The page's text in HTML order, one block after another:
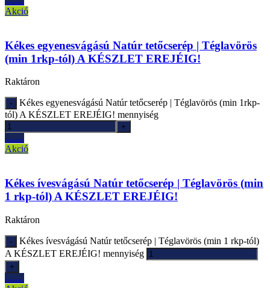
Ajánlatkérés
Akció
Kékes egyenesvágású Natúr tetőcserép | Téglavörös
(min 1rkp-tól) A KÉSZLET EREJÉIG!
Raktáron
Kékes egyenesvágású Natúr tetőcserép | Téglavörös (min 1rkp-
tól) A KÉSZLET EREJÉIG! mennyiség
Ajánlatkérés
Akció
Kékes ívesvágású Natúr tetőcserép | Téglavörös (min
1 rkp-tól) A KÉSZLET EREJÉIG!
Raktáron
Kékes ívesvágású Natúr tetőcserép | Téglavörös (min 1 rkp-tól)
A KÉSZLET EREJÉIG! mennyiség
Ajánlatkérés